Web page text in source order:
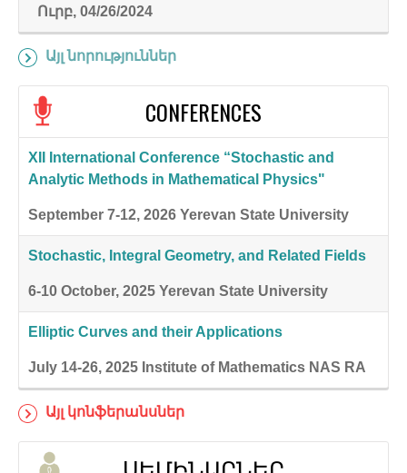
Ուրբ, 04/26/2024
Այլ նորություններ
CONFERENCES
XII International Conference “Stochastic and
Analytic Methods in Mathematical Physics"
September 7-12, 2026 Yerevan State University
Stochastic, Integral Geometry, and Related Fields
6-10 October, 2025 Yerevan State University
Elliptic Curves and their Applications
July 14-26, 2025 Institute of Mathematics NAS RA
Այլ կոնֆերանսներ